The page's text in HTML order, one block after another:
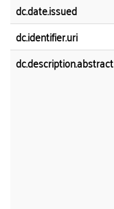
dc.date.issued
dc.identifier.uri
dc.description.abstract